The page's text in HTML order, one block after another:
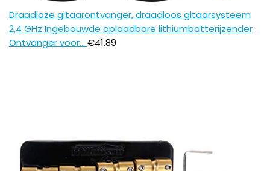
Draadloze gitaarontvanger, draadloos gitaarsysteem
2,4 GHz Ingebouwde oplaadbare lithiumbatterijzender
Ontvanger voor… €41.89